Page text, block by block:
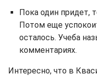
Пока один придет,
Потом еще
осталось. Учеба
комментариях.
Интересно, что в